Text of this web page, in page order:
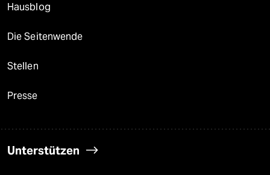
Hausblog
Die Seitenwende
Stellen
Presse
Unterstützen